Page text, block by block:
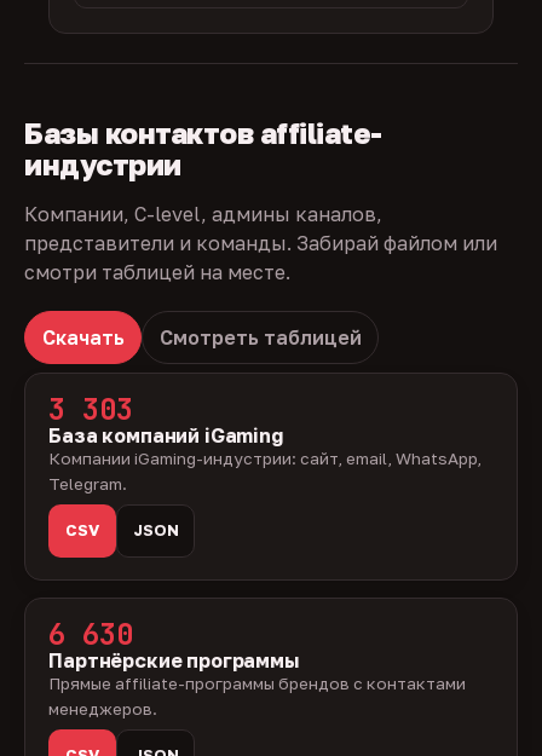
Базы контактов affiliate-
индустрии
Компании, C-level, админы каналов,
представители и команды. Забирай файлом или
смотри таблицей на месте.
Скачать Смотреть таблицей
3 303
База компаний iGaming
Компании iGaming-индустрии: сайт, email, WhatsApp,
Telegram.
CSV JSON
6 630
Партнёрские программы
Прямые affiliate-программы брендов с контактами
менеджеров.